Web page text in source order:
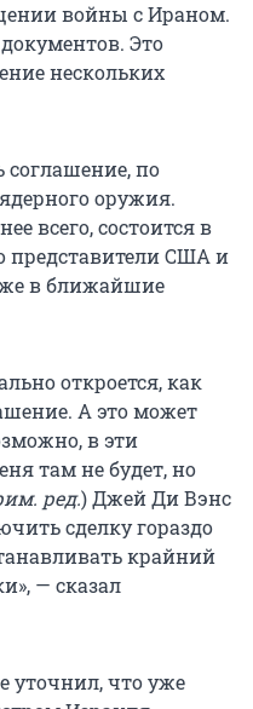
войны с Ираном.
Это
нескольких
соглашение, по
оружия.
всего, состоится в
представители США и
в ближайшие
откроется, как
А это может
в эти
там не будет, но
ред.) Джей Ди Вэнс
сделку гораздо
крайний
— сказал
уточнил, что уже